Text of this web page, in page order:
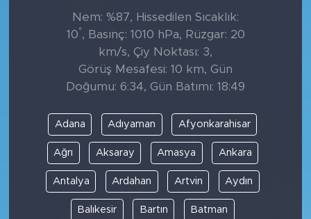
Nem: %87, Hissedilen Sıcaklık:
10°, Basınç: 1010 hPa, Rüzgar: 20
km/s, Çiy Noktası: 3,
Görüş Mesafesi: 10 km, Gün
Doğumu: 6:34, Gün Batımı: 18:49
Adana Adıyaman Afyonkarahisar
Ağrı Aksaray Amasya Ankara
Antalya Ardahan Artvin Aydın
Balıkesir Bartın Batman